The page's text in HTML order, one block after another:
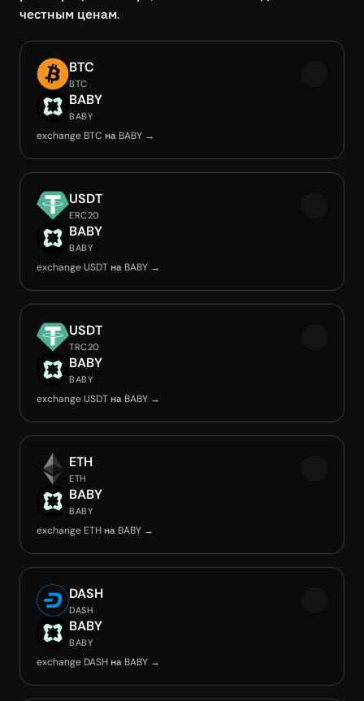
честным ценам.
BTC
BTC
BABY
BABY
exchange BTC на BABY →
USDT
ERC20
BABY
BABY
exchange USDT на BABY →
USDT
TRC20
BABY
BABY
exchange USDT на BABY →
ETH
ETH
BABY
BABY
exchange ETH на BABY →
DASH
DASH
BABY
BABY
exchange DASH на BABY →